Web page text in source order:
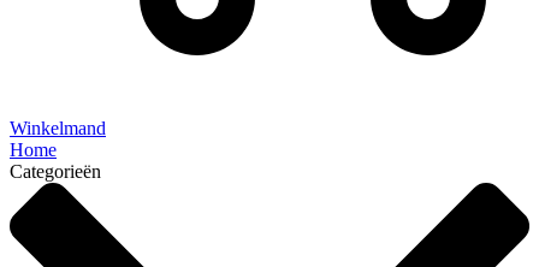
Winkelmand
Home
Categorieën